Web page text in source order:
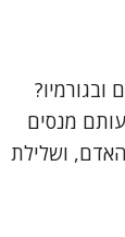
מנסים
ושלילת